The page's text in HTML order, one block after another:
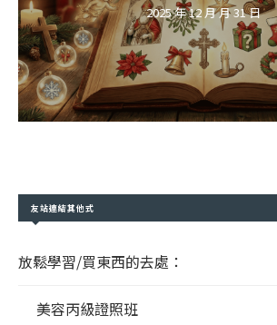
2025 年 12 月 月 31 日
友站連結其他式
放鬆學習/買東西的去處：
美容丙級證照班